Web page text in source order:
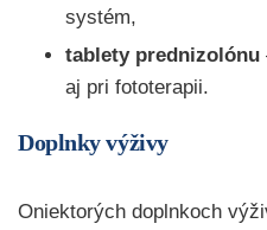
systém,
tablety prednizolónu
aj pri fototerapii.
Doplnky výživy
Oniektorých doplnkoch